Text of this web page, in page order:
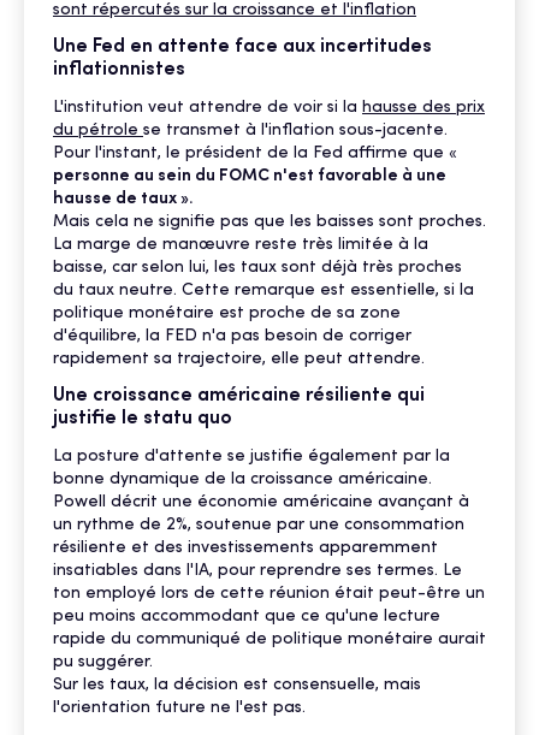
sont répercutés sur la croissance et l'inflation
Une Fed en attente face aux incertitudes
inflationnistes
L'institution veut attendre de voir si la hausse des prix
du pétrole se transmet à l'inflation sous-jacente.
Pour l'instant, le président de la Fed affirme que «
personne au sein du FOMC n'est favorable à une
hausse de taux ».
Mais cela ne signifie pas que les baisses sont proches.
La marge de manœuvre reste très limitée à la
baisse, car selon lui, les taux sont déjà très proches
du taux neutre. Cette remarque est essentielle, si la
politique monétaire est proche de sa zone
d'équilibre, la FED n'a pas besoin de corriger
rapidement sa trajectoire, elle peut attendre.
Une croissance américaine résiliente qui
justifie le statu quo
La posture d'attente se justifie également par la
bonne dynamique de la croissance américaine.
Powell décrit une économie américaine avançant à
un rythme de 2%, soutenue par une consommation
résiliente et des investissements apparemment
insatiables dans l'IA, pour reprendre ses termes. Le
ton employé lors de cette réunion était peut-être un
peu moins accommodant que ce qu'une lecture
rapide du communiqué de politique monétaire aurait
pu suggérer.
Sur les taux, la décision est consensuelle, mais
l'orientation future ne l'est pas.